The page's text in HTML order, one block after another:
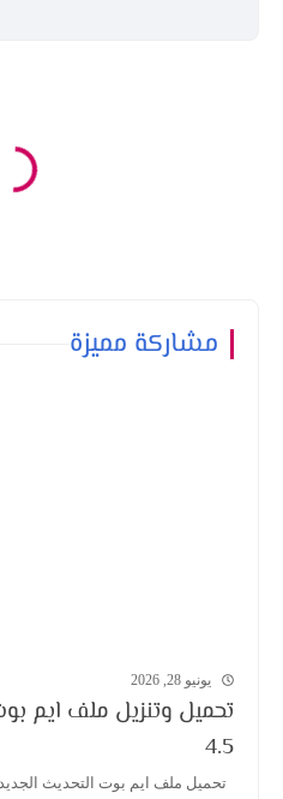
مشاركة مميزة
يونيو 28, 2026
تحميل وتنزيل ملف ايم
4.5
تحميل ملف ايم بوت التحديث الجديد 4.5